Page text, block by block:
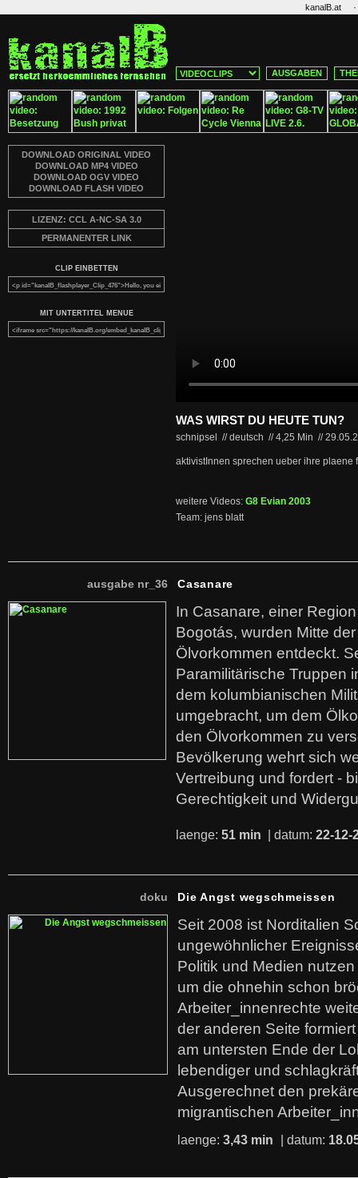
kanalB.at ·
AUSGABEN
DOWNLOAD ORIGINAL VIDEO
DOWNLOAD MP4 VIDEO
DOWNLOAD OGV VIDEO
DOWNLOAD FLASH VIDEO
LIZENZ: CCL A-NC-SA 3.0
PERMANENTER LINK
CLIP EINBETTEN
MIT UNTERTITEL MENUE
WAS WIRST DU HEUTE TUN?
schnipsel // deutsch //4,25 Min //
aktivistInnen sprechen ueber ihre plaene
weitere Videos: G8 Evian 2003
Team: jens blatt
ausgabe nr_36 Casanare
In Casanare, einer
Bogotás, wurden Mitte
Ölvorkommen entdeckt.
Paramilitärische Truppen
dem kolumbianischen
umgebracht, um dem
den Ölvorkommen zu
Bevölkerung wehrt sich
Vertreibung und fordert -
Gerechtigkeit und
laenge: 51 min | datum: 22-12-
doku Die Angst wegschmeissen
Seit 2008 ist Norditalien
ungewöhnlicher
Politik und Medien
um die ohnehin schon
Arbeiter_innenrechte
der anderen Seite
am untersten Ende der
lebendiger und
Ausgerechnet den
migrantischen
laenge: 3,43 min | datum: